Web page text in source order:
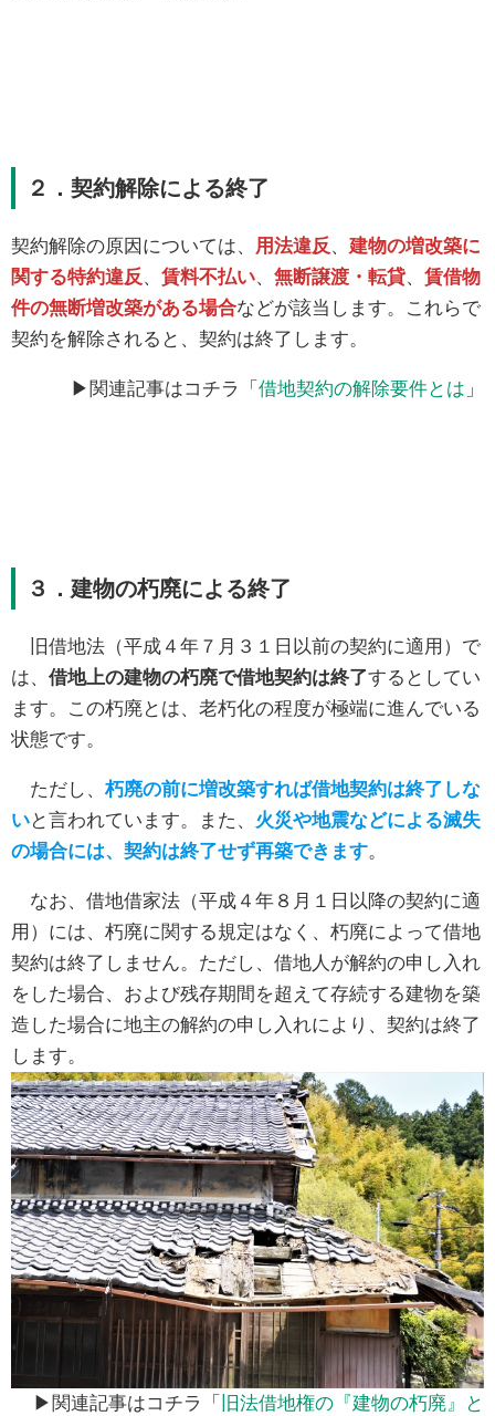
２．契約解除による終了
契約解除の原因については、 用法違反、 建物の増改築に
関する特約違反、 賃料不払い、 無断譲渡・転貸、 賃借物
件の無断増改築がある場合などが該当します。これらで
契約を解除されると、契約は終了します。
▶関連記事はコチラ「 借地契約の解除要件とは 」
３．建物の朽廃による終了
旧借地法（平成４年７月３１日以前の契約に適用）で
は、 借地上の建物の朽廃で借地契約は終了するとしてい
ます。この朽廃とは、老朽化の程度が極端に進んでいる
状態です。
ただし、朽廃の前に増改築すれば借地契約は終了しな
いと言われています。また、 火災や地震などによる滅失
の場合には、契約は終了せず再築できます。
なお、借地借家法（平成４年８月１日以降の契約に適
用）には、朽廃に関する規定はなく、朽廃によって借地
契約は終了しません。ただし、借地人が解約の申し入れ
をした場合、および残存期間を超えて存続する建物を築
造した場合に地主の解約の申し入れにより、契約は終了
します。
▶関連記事はコチラ「
旧法借地権の『建物の朽廃』と